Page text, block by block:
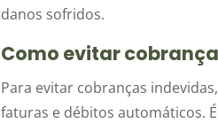
danos sofridos.
Como evitar
Para evitar cobranças
faturas e débitos automáticos.